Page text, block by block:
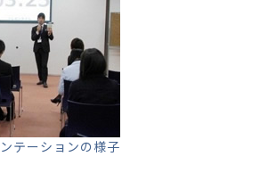
テーションの様子